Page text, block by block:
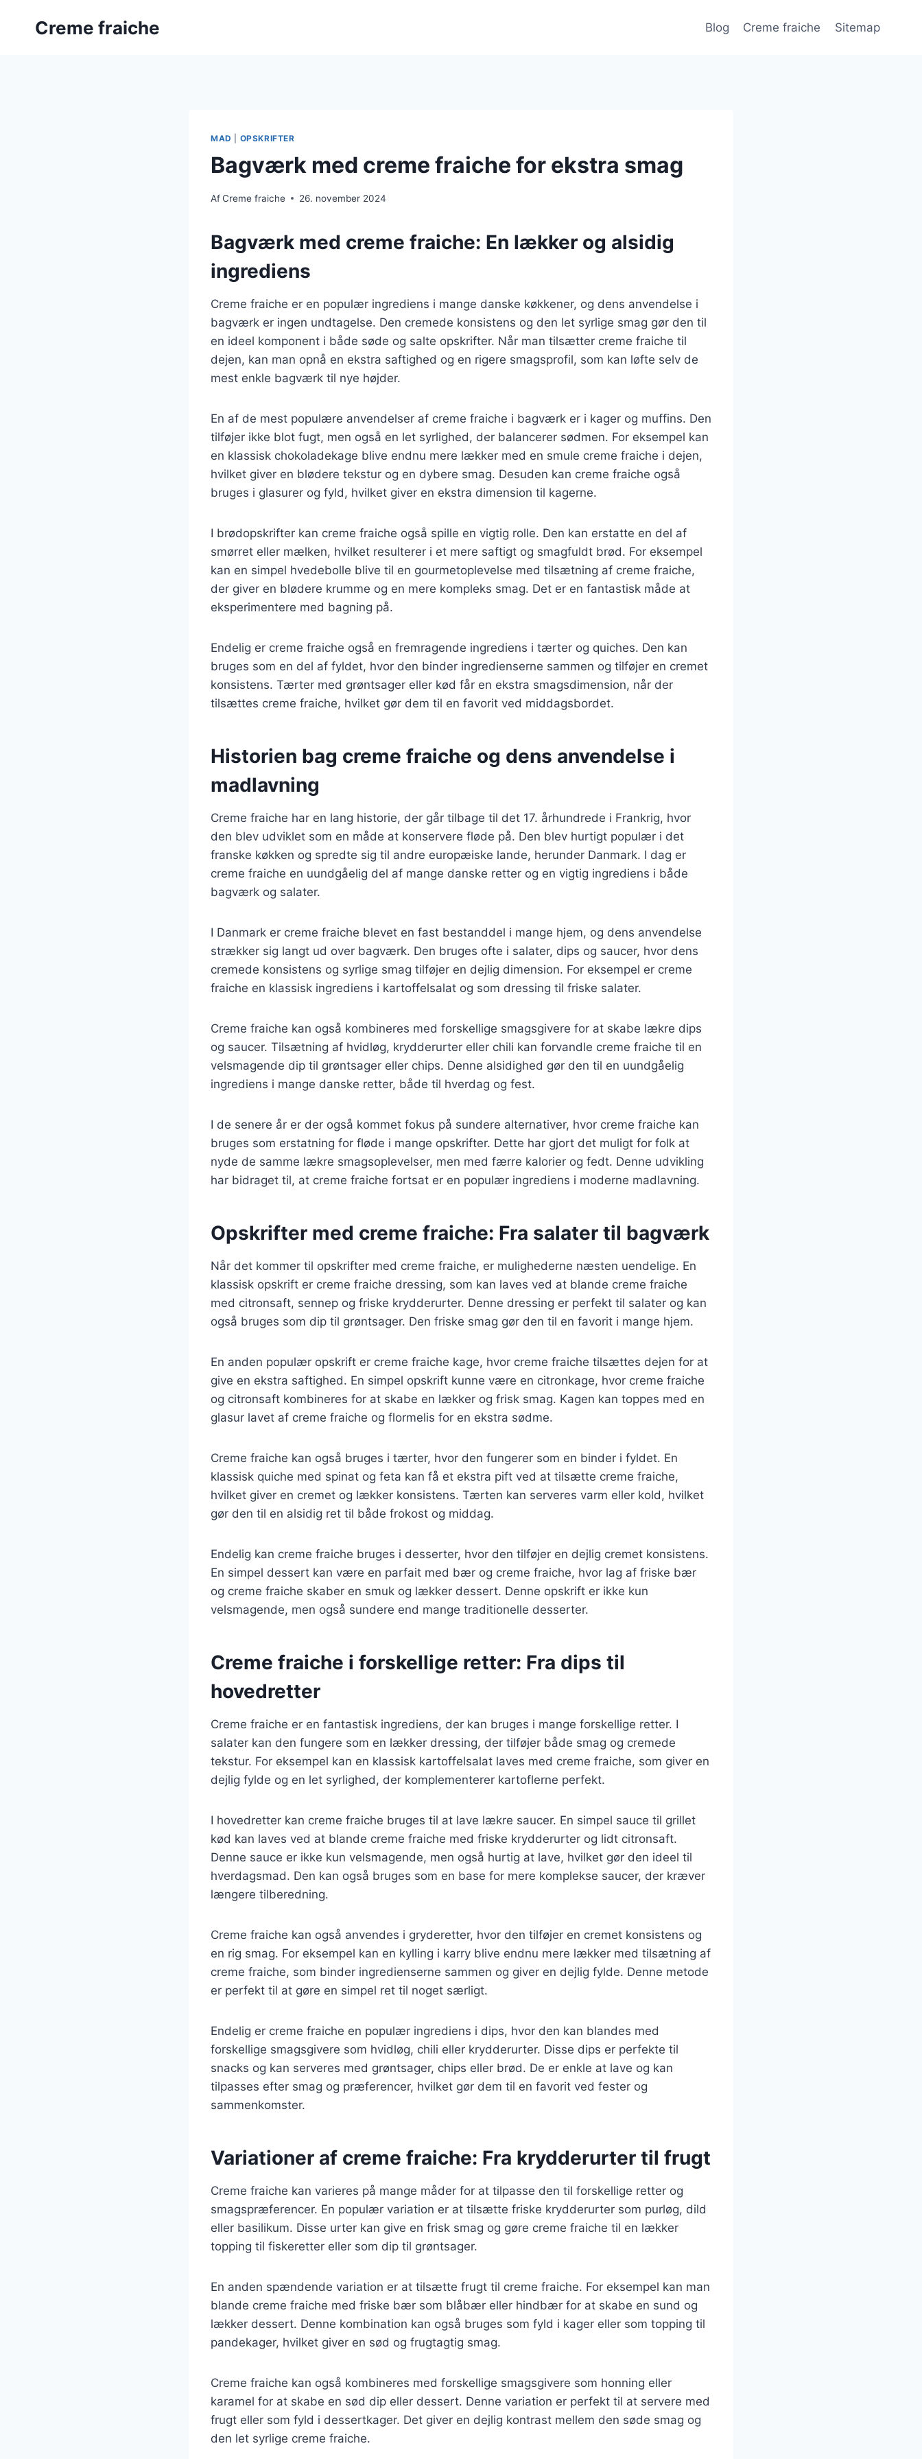
Creme fraiche Blog Creme fraiche Sitemap
MAD OPSKRIFTER
Bagværk med creme fraiche for ekstra smag
AfCreme fraiche 26. november 2024
Bagværk med creme fraiche: En lækker og alsidig
ingrediens
Creme fraiche er en populær ingrediens i mange danske køkkener, og dens anvendelse i
bagværk er ingen undtagelse. Den cremede konsistens og den let syrlige smag gør den til
en ideel komponent i både søde og salte opskrifter. Når man tilsætter creme fraiche til
dejen, kan man opnå en ekstra saftighed og en rigere smagsprofil, som kan løfte selv de
mest enkle bagværk til nye højder.
En af de mest populære anvendelser af creme fraiche i bagværk er i kager og muffins. Den
tilføjer ikke blot fugt, men også en let syrlighed, der balancerer sødmen. For eksempel kan
en klassisk chokoladekage blive endnu mere lækker med en smule creme fraiche i dejen,
hvilket giver en blødere tekstur og en dybere smag. Desuden kan creme fraiche også
bruges i glasurer og fyld, hvilket giver en ekstra dimension til kagerne.
I brødopskrifter kan creme fraiche også spille en vigtig rolle. Den kan erstatte en del af
smørret eller mælken, hvilket resulterer i et mere saftigt og smagfuldt brød. For eksempel
kan en simpel hvedebolle blive til en gourmetoplevelse med tilsætning af creme fraiche,
der giver en blødere krumme og en mere kompleks smag. Det er en fantastisk måde at
eksperimentere med bagning på.
Endelig er creme fraiche også en fremragende ingrediens i tærter og quiches. Den kan
bruges som en del af fyldet, hvor den binder ingredienserne sammen og tilføjer en cremet
konsistens. Tærter med grøntsager eller kød får en ekstra smagsdimension, når der
tilsættes creme fraiche, hvilket gør dem til en favorit ved middagsbordet.
Historien bag creme fraiche og dens anvendelse i
madlavning
Creme fraiche har en lang historie, der går tilbage til det 17. århundrede i Frankrig, hvor
den blev udviklet som en måde at konservere fløde på. Den blev hurtigt populær i det
franske køkken og spredte sig til andre europæiske lande, herunder Danmark. I dag er
creme fraiche en uundgåelig del af mange danske retter og en vigtig ingrediens i både
bagværk og salater.
I Danmark er creme fraiche blevet en fast bestanddel i mange hjem, og dens anvendelse
strækker sig langt ud over bagværk. Den bruges ofte i salater, dips og saucer, hvor dens
cremede konsistens og syrlige smag tilføjer en dejlig dimension. For eksempel er creme
fraiche en klassisk ingrediens i kartoffelsalat og som dressing til friske salater.
Creme fraiche kan også kombineres med forskellige smagsgivere for at skabe lækre dips
og saucer. Tilsætning af hvidløg, krydderurter eller chili kan forvandle creme fraiche til en
velsmagende dip til grøntsager eller chips. Denne alsidighed gør den til en uundgåelig
ingrediens i mange danske retter, både til hverdag og fest.
I de senere år er der også kommet fokus på sundere alternativer, hvor creme fraiche kan
bruges som erstatning for fløde i mange opskrifter. Dette har gjort det muligt for folk at
nyde de samme lækre smagsoplevelser, men med færre kalorier og fedt. Denne udvikling
har bidraget til, at creme fraiche fortsat er en populær ingrediens i moderne madlavning.
Opskrifter med creme fraiche: Fra salater til bagværk
Når det kommer til opskrifter med creme fraiche, er mulighederne næsten uendelige. En
klassisk opskrift er creme fraiche dressing, som kan laves ved at blande creme fraiche
med citronsaft, sennep og friske krydderurter. Denne dressing er perfekt til salater og kan
også bruges som dip til grøntsager. Den friske smag gør den til en favorit i mange hjem.
En anden populær opskrift er creme fraiche kage, hvor creme fraiche tilsættes dejen for at
give en ekstra saftighed. En simpel opskrift kunne være en citronkage, hvor creme fraiche
og citronsaft kombineres for at skabe en lækker og frisk smag. Kagen kan toppes med en
glasur lavet af creme fraiche og flormelis for en ekstra sødme.
Creme fraiche kan også bruges i tærter, hvor den fungerer som en binder i fyldet. En
klassisk quiche med spinat og feta kan få et ekstra pift ved at tilsætte creme fraiche,
hvilket giver en cremet og lækker konsistens. Tærten kan serveres varm eller kold, hvilket
gør den til en alsidig ret til både frokost og middag.
Endelig kan creme fraiche bruges i desserter, hvor den tilføjer en dejlig cremet konsistens.
En simpel dessert kan være en parfait med bær og creme fraiche, hvor lag af friske bær
og creme fraiche skaber en smuk og lækker dessert. Denne opskrift er ikke kun
velsmagende, men også sundere end mange traditionelle desserter.
Creme fraiche i forskellige retter: Fra dips til
hovedretter
Creme fraiche er en fantastisk ingrediens, der kan bruges i mange forskellige retter. I
salater kan den fungere som en lækker dressing, der tilføjer både smag og cremede
tekstur. For eksempel kan en klassisk kartoffelsalat laves med creme fraiche, som giver en
dejlig fylde og en let syrlighed, der komplementerer kartoflerne perfekt.
I hovedretter kan creme fraiche bruges til at lave lækre saucer. En simpel sauce til grillet
kød kan laves ved at blande creme fraiche med friske krydderurter og lidt citronsaft.
Denne sauce er ikke kun velsmagende, men også hurtig at lave, hvilket gør den ideel til
hverdagsmad. Den kan også bruges som en base for mere komplekse saucer, der kræver
længere tilberedning.
Creme fraiche kan også anvendes i gryderetter, hvor den tilføjer en cremet konsistens og
en rig smag. For eksempel kan en kylling i karry blive endnu mere lækker med tilsætning af
creme fraiche, som binder ingredienserne sammen og giver en dejlig fylde. Denne metode
er perfekt til at gøre en simpel ret til noget særligt.
Endelig er creme fraiche en populær ingrediens i dips, hvor den kan blandes med
forskellige smagsgivere som hvidløg, chili eller krydderurter. Disse dips er perfekte til
snacks og kan serveres med grøntsager, chips eller brød. De er enkle at lave og kan
tilpasses efter smag og præferencer, hvilket gør dem til en favorit ved fester og
sammenkomster.
Variationer af creme fraiche: Fra krydderurter til frugt
Creme fraiche kan varieres på mange måder for at tilpasse den til forskellige retter og
smagspræferencer. En populær variation er at tilsætte friske krydderurter som purløg, dild
eller basilikum. Disse urter kan give en frisk smag og gøre creme fraiche til en lækker
topping til fiskeretter eller som dip til grøntsager.
En anden spændende variation er at tilsætte frugt til creme fraiche. For eksempel kan man
blande creme fraiche med friske bær som blåbær eller hindbær for at skabe en sund og
lækker dessert. Denne kombination kan også bruges som fyld i kager eller som topping til
pandekager, hvilket giver en sød og frugtagtig smag.
Creme fraiche kan også kombineres med forskellige smagsgivere som honning eller
karamel for at skabe en sød dip eller dessert. Denne variation er perfekt til at servere med
frugt eller som fyld i dessertkager. Det giver en dejlig kontrast mellem den søde smag og
den let syrlige creme fraiche.